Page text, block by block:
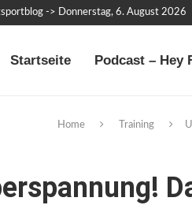
-> Donnerstag, 6. August 2026
Startseite Podcast – Hey
Home Training